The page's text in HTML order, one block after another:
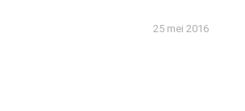
25 mei 2016